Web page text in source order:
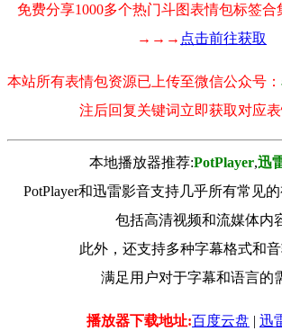
免费分享1000多个热门斗图表情包标签
→→→ 点击前往获取
本站所有表情包资源已上传至微信公众号：
注后回复关键词立即获取对应表
本地播放器推荐:РotРlayer,迅
PotPlayer和迅雷影音支持几乎所有常见
包括高清视频和流媒体内
此外，还支持多种字幕格式和
满足用户对于字幕和语言的
播放器下载地址:百度云盘 | 迅